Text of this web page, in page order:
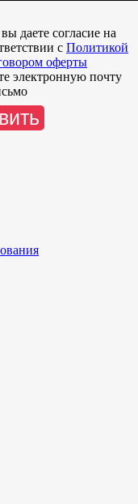
даете согласие на
с Политикой
оферты
электронную почту